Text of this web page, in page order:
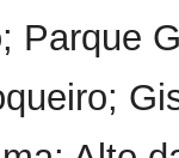
Parque